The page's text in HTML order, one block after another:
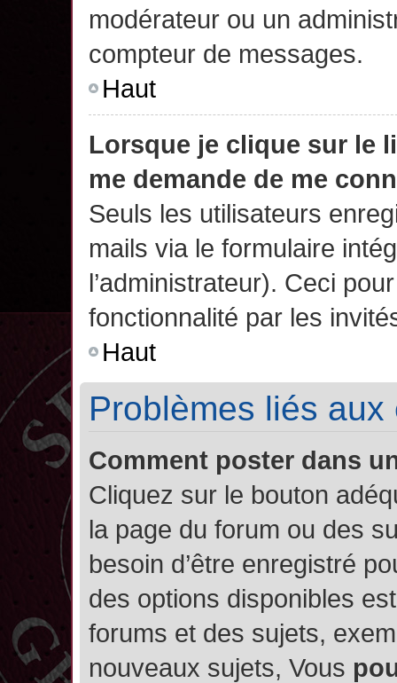
modérateur ou un
compteur de messages.
Haut
Lorsque je clique sur le
me demande de me
Seuls les utilisateurs
mails via le formulaire
l’administrateur). Ceci
fonctionnalité par les
Haut
Problèmes liés
Comment poster dans
Cliquez sur le bouton
la page du forum ou des
besoin d’être enregistré
des options disponibles
forums et des sujets,
nouveaux sujets, Vous